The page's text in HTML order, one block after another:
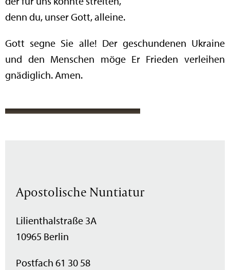
denn du, unser Gott, alleine.
Gott segne Sie alle! Der geschundenen Ukraine
und den Menschen möge Er Frieden verleihen
gnädiglich. Amen.
Apostolische Nuntiatur
Lilienthalstraße 3A
10965 Berlin
Postfach 61 30 58